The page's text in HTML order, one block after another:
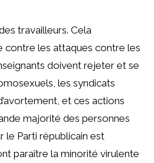
travailleurs. Cela
contre les attaques contre les
doivent rejeter et se
les syndicats
et ces actions
majorité des personnes
le Parti républicain est
paraître la minorité virulente